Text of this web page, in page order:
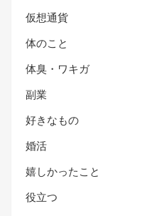
仮想通貨
体のこと
体臭・ワキガ
副業
好きなもの
婚活
嬉しかったこと
役立つ